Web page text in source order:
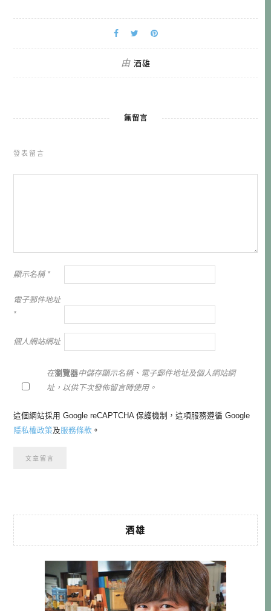
由 酒雄
無留言
發表留言
顯示名稱 *
電子郵件地址
*
個人網站網址
在瀏覽器中儲存顯示名稱、電子郵件地址及個人網站網
址，以供下次發佈留言時使用。
這個網站採用 Google reCAPTCHA 保護機制，這項服務遵循 Google
隱私權政策及服務條款 。
酒雄